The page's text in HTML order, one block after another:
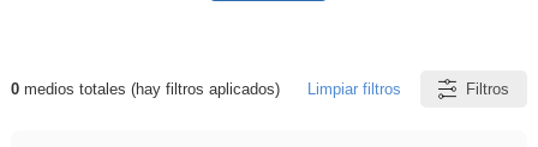
Resultados de: venganza
0medios totales (hay filtros aplicados) Limpiar filtros Filtros